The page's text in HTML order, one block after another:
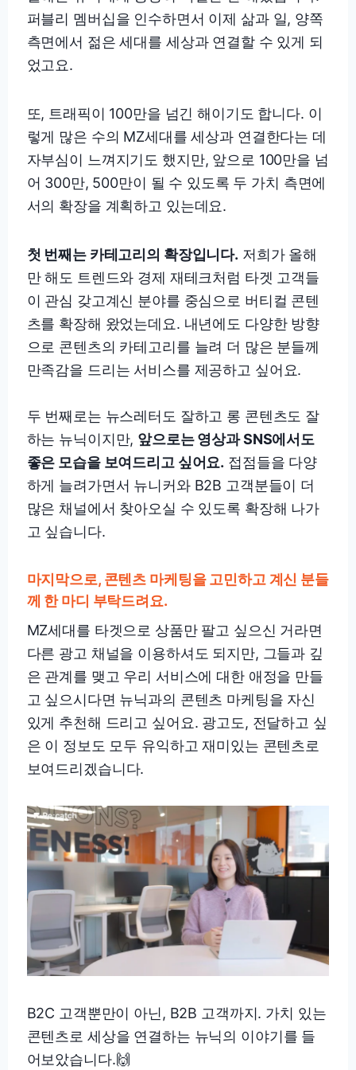
퍼블리 멤버십을 인수하면서 이제 삶과 일, 양쪽
측면에서 젊은 세대를 세상과 연결할 수 있게 되
었고요.
또, 트래픽이 100만을 넘긴 해이기도 합니다. 이
렇게 많은 수의 MZ세대를 세상과 연결한다는 데
자부심이 느껴지기도 했지만, 앞으로 100만을 넘
어 300만, 500만이 될 수 있도록 두 가치 측면에
서의 확장을 계획하고 있는데요.
첫 번째는 카테고리의 확장입니다. 저희가 올해
만 해도 트렌드와 경제 재테크처럼 타겟 고객들
이 관심 갖고계신 분야를 중심으로 버티컬 콘텐
츠를 확장해 왔었는데요. 내년에도 다양한 방향
으로 콘텐츠의 카테고리를 늘려 더 많은 분들께
만족감을 드리는 서비스를 제공하고 싶어요.
두 번째로는 뉴스레터도 잘하고 롱 콘텐츠도 잘
하는 뉴닉이지만, 앞으로는 영상과 SNS에서도
좋은 모습을 보여드리고 싶어요. 접점들을 다양
하게 늘려가면서 뉴니커와 B2B 고객분들이 더
많은 채널에서 찾아오실 수 있도록 확장해 나가
고 싶습니다.
마지막으로, 콘텐츠 마케팅을 고민하고 계신 분들
께 한 마디 부탁드려요.
MZ세대를 타겟으로 상품만 팔고 싶으신 거라면
다른 광고 채널을 이용하셔도 되지만, 그들과 깊
은 관계를 맺고 우리 서비스에 대한 애정을 만들
고 싶으시다면 뉴닉과의 콘텐츠 마케팅을 자신
있게 추천해 드리고 싶어요. 광고도, 전달하고 싶
은 이 정보도 모두 유익하고 재미있는 콘텐츠로
보여드리겠습니다.
B2C 고객뿐만이 아닌, B2B 고객까지. 가치 있는
콘텐츠로 세상을 연결하는 뉴닉의 이야기를 들
어보았습니다.🙌